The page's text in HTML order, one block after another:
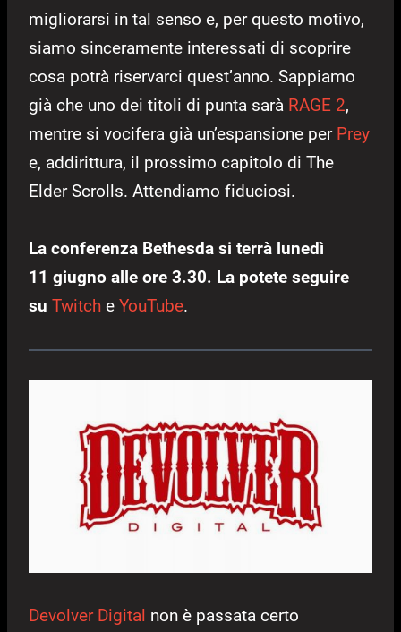
migliorarsi in tal senso e, per questo motivo,
siamo sinceramente interessati di scoprire
cosa potrà riservarci quest’anno. Sappiamo
già che uno dei titoli di punta sarà RAGE 2,
mentre si vocifera già un’espansione per Prey
e, addirittura, il prossimo capitolo di The
Elder Scrolls. Attendiamo fiduciosi.
La conferenza Bethesda si terrà lunedì
11 giugno alle ore 3.30. La potete seguire
su Twitch e YouTube.
Devolver Digital non è passata certo